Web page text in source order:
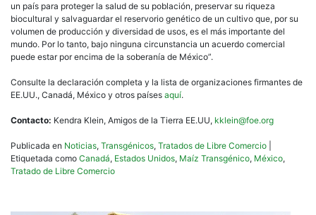
un país para proteger la salud de su población, preservar su riqueza
biocultural y salvaguardar el reservorio genético de un cultivo que, por su
volumen de producción y diversidad de usos, es el más importante del
mundo. Por lo tanto, bajo ninguna circunstancia un acuerdo comercial
puede estar por encima de la soberanía de México”.
Consulte la declaración completa y la lista de organizaciones firmantes de
EE.UU., Canadá, México y otros países aquí.
Contacto: Kendra Klein, Amigos de la Tierra EE.UU, kklein@foe.org
Publicada en Noticias, Transgénicos, Tratados de Libre Comercio
Etiquetada como Canadá, Estados Unidos, Maíz Transgénico, México,
Tratado de Libre Comercio